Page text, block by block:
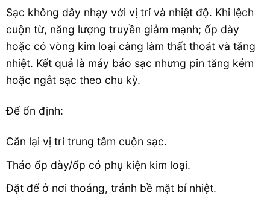
Sạc không dây nhạy với vị trí và nhiệt độ. Khi lệch
cuộn từ, năng lượng truyền giảm mạnh; ốp dày
hoặc có vòng kim loại càng làm thất thoát và tăng
nhiệt. Kết quả là máy báo sạc nhưng pin tăng kém
hoặc ngắt sạc theo chu kỳ.
Để ổn định:
Căn lại vị trí trung tâm cuộn sạc.
Tháo ốp dày/ốp có phụ kiện kim loại.
Đặt đế ở nơi thoáng, tránh bề mặt bí nhiệt.